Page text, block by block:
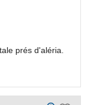
prés d'aléria.